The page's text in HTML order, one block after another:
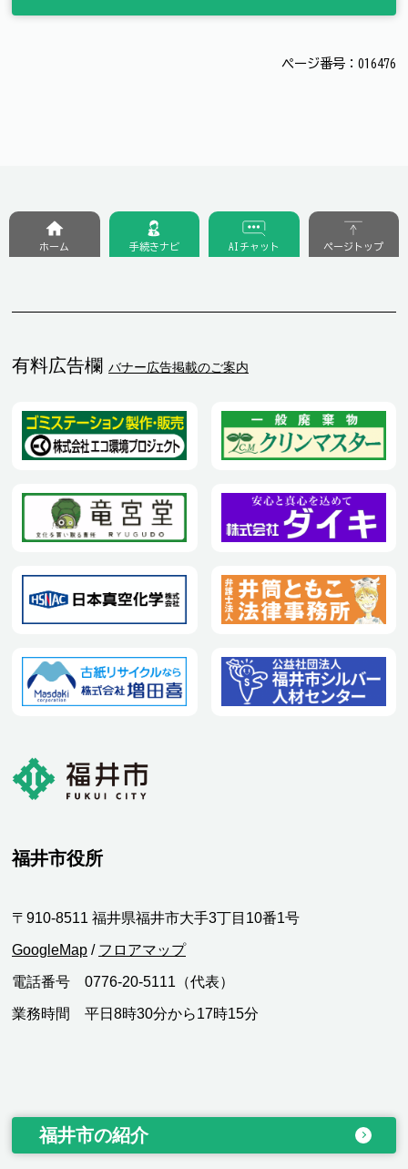
ページ番号：016476
有料広告欄 バナー広告掲載のご案内
ホーム 手続きナビ AIチャット ページトップ
福井市役所
〒910-8511 福井県福井市大手3丁目10番1号
GoogleMap / フロアマップ
電話番号 0776-20-5111（代表）
業務時間 平日8時30分から17時15分
福井市の紹介